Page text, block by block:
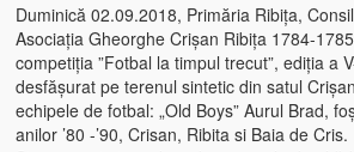
Duminică 02.09.2018, Primăria Ribița,
Asociația Gheorghe Crișan Ribița 1784-
competiția ”Fotbal la timpul trecut”, ediția a
desfășurat pe terenul sintetic din satul
echipele de fotbal: „Old Boys” Aurul Brad,
anilor ’80 -’90, Crisan, Ribita si Baia de Cris.